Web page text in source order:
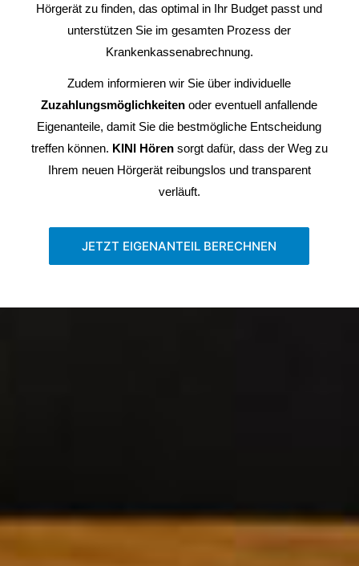
Hörgerät zu finden, das optimal in Ihr Budget passt und
unterstützen Sie im gesamten Prozess der
Krankenkassenabrechnung.
Zudem informieren wir Sie über individuelle
Zuzahlungsmöglichkeiten oder eventuell anfallende
Eigenanteile, damit Sie die bestmögliche Entscheidung
treffen können. KINI Hörensorgt dafür, dass der Weg zu
Ihrem neuen Hörgerät reibungslos und transparent
verläuft.
JETZT EIGENANTEIL BERECHNEN